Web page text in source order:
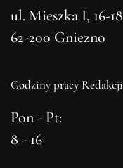
ul. Mieszka I, 16-18
62-200 Gniezno
Godziny pracy Redakcji
Pon - Pt:
8 - 16